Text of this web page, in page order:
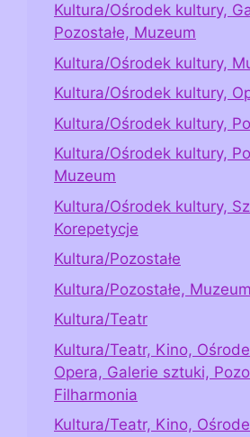
Kultura/Ośrodek kultury,
Pozostałe, Muzeum
Kultura/Ośrodek kultury,
Kultura/Ośrodek kultury,
Kultura/Ośrodek kultury,
Kultura/Ośrodek kultury,
Muzeum
Kultura/Ośrodek kultury,
Korepetycje
Kultura/Pozostałe
Kultura/Pozostałe, Muzeum
Kultura/Teatr
Kultura/Teatr, Kino,
Opera, Galerie sztuki,
Filharmonia
Kultura/Teatr, Kino,